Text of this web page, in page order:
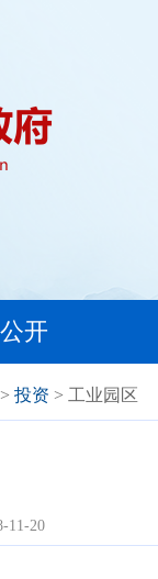
开
> 投资 > 工业园区
11-20